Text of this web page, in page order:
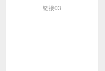
链接03